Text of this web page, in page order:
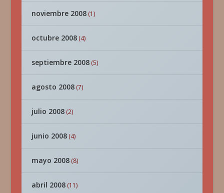
noviembre 2008(1)
octubre 2008(4)
septiembre 2008(5)
agosto 2008(7)
julio 2008(2)
junio 2008(4)
mayo 2008(8)
abril 2008(11)